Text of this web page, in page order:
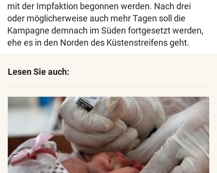
mit der Impfaktion begonnen werden. Nach drei
oder möglicherweise auch mehr Tagen soll die
Kampagne demnach im Süden fortgesetzt werden,
ehe es in den Norden des Küstenstreifens geht.
Lesen Sie auch: